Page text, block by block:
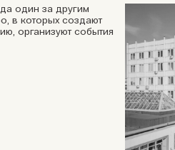
один за другим
в которых создают
организуют события